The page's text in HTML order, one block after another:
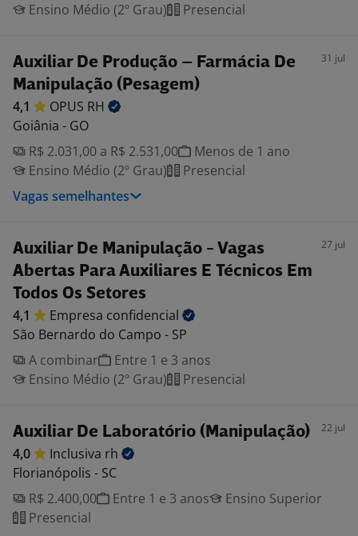
Ensino Médio (2º Grau)
Presencial
Auxiliar De Produção – Farmácia De
Manipulação (Pesagem)
31 jul
4,1 OPUS RH
Goiânia - GO
R$ 2.031,00 a R$ 2.531,00
Menos de 1 ano
Ensino Médio (2º Grau)
Presencial
Vagas semelhantes
Auxiliar De Manipulação - Vagas
Abertas Para Auxiliares E Técnicos Em
Todos Os Setores
27 jul
4,1 Empresa confidencial
São Bernardo do Campo - SP
A combinar
Entre 1 e 3 anos
Ensino Médio (2º Grau)
Presencial
Auxiliar De Laboratório (Manipulação) 22 jul
4,0 Inclusiva rh
Florianópolis - SC
R$ 2.400,00
Entre 1 e 3 anos
Ensino Superior
Presencial